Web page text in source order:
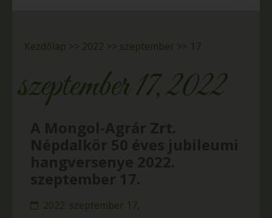
Kezdőlap >> 2022 >> szeptember >> 17
szeptember 17, 2022
2022. szeptember 17,